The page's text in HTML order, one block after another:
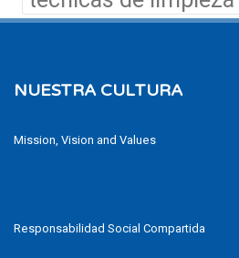
NUESTRA CULTURA
Mission, Vision and Values
Responsabilidad Social Compartida